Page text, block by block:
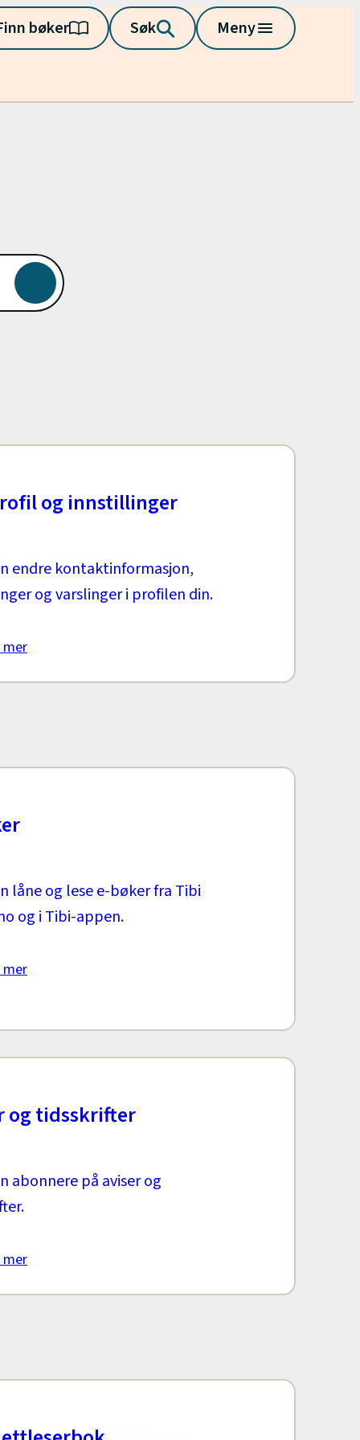
bøker Søk
Meny
og innstillinger
endre kontaktinformasjon,
og varslinger i profilen din.
mer
låne og lese e-bøker fra Tibi
og i Tibi-appen.
mer
og tidsskrifter
abonnere på aviser og
mer